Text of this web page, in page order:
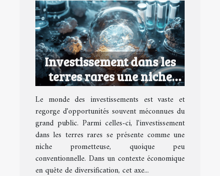
Investissement dans les
terres rares une niche
d'épargne à explorer
Le monde des investissements est vaste et
regorge d'opportunités souvent méconnues du
grand public. Parmi celles-ci, l'investissement
dans les terres rares se présente comme une
niche prometteuse, quoique peu
conventionnelle. Dans un contexte économique
en quête de diversification, cet axe...